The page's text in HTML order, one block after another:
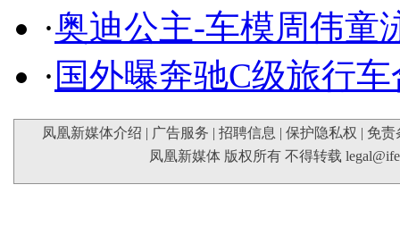
·奥迪公主-车模周伟童
· 国外曝奔驰C级旅行
凤凰新媒体介绍 | 广告服务 | 招聘信息 | 保护隐私权 | 免责
凤凰新媒体 版权所有 不得转载